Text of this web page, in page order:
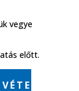
vegye
előtt.